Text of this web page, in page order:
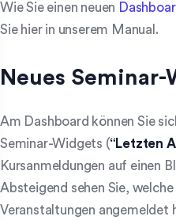
Wie Sie einen neuen
Sie hier in unserem Manual.
Neues
Am Dashboard können Sie
Seminar-Widgets (“Letzten
Kursanmeldungen auf einen
Absteigend sehen Sie,
Veranstaltungen angemeldet